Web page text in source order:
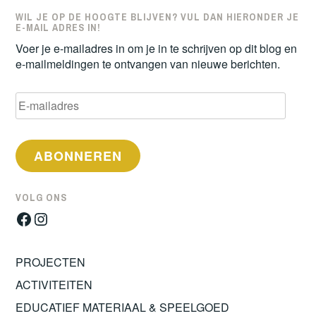
WIL JE OP DE HOOGTE BLIJVEN? VUL DAN HIERONDER JE
E-MAIL ADRES IN!
Voer je e-mailadres in om je in te schrijven op dit blog en
e-mailmeldingen te ontvangen van nieuwe berichten.
E-
mailadres
ABONNEREN
VOLG ONS
Facebook
Instagram
PROJECTEN
ACTIVITEITEN
EDUCATIEF MATERIAAL & SPEELGOED